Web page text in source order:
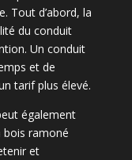
Tout d’abord, la
du conduit
Un conduit
et de
tarif plus élevé.
également
bois ramoné
et